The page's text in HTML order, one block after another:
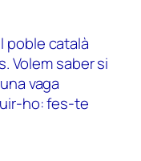
poble català
Volem saber si
vaga
ho: fes-te